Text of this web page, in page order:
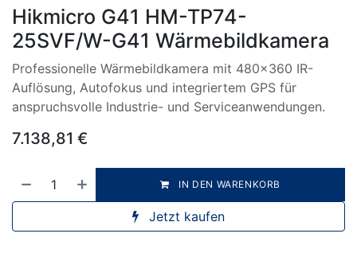
Hikmicro G41 HM-TP74-
25SVF/W-G41 Wärmebildkamera
Professionelle Wärmebildkamera mit 480×360 IR-
Auflösung, Autofokus und integriertem GPS für
anspruchsvolle Industrie- und Serviceanwendungen.
7.138,81 €
IN DEN WARENKORB
Jetzt kaufen